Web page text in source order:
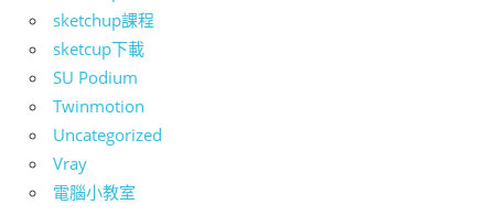
sketchup課程
sketcup下載
SU Podium
Twinmotion
Uncategorized
Vray
電腦小教室